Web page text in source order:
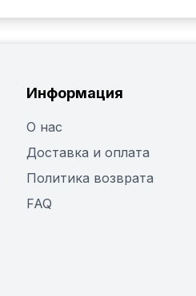
Информация
О нас
Доставка и оплата
Политика возврата
FAQ